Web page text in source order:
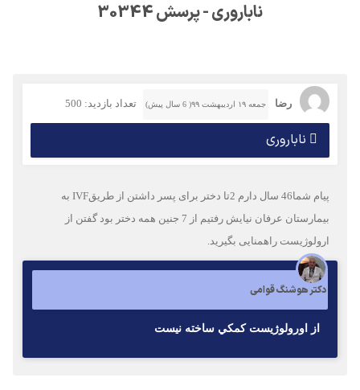
ناباروری - پرسش 30344
رضا جمعه ۱۹ اردیبهشت ۹۹( 6 سال پیش) تعداد بازدید: 500
ناباروری
پیام شما46 سال دارم 2تا دختر برای پسر داشتن از طریقIVF به
بیمارستان عرفان نیایش رفتیم از 7 جنین همه دختر بود گفتن از
ارولوژیست راهمنایی بگیرید.
دکتر هوشنگ قوامی
از اورولوژيست كمكي ساخته نيست